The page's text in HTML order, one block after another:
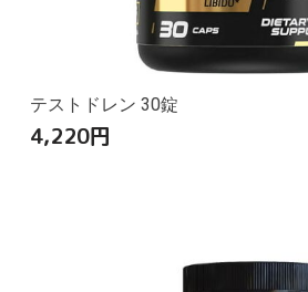
テストドレン 30錠
4,220円